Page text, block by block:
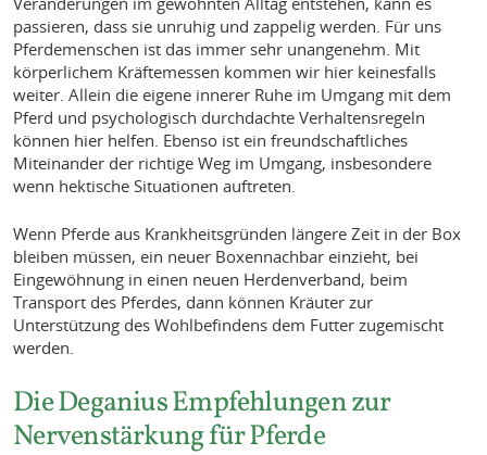
passieren, dass sie unruhig und zappelig werden. Für uns
Pferdemenschen ist das immer sehr unangenehm. Mit
körperlichem Kräftemessen kommen wir hier keinesfalls
weiter. Allein die eigene innerer Ruhe im Umgang mit dem
Pferd und psychologisch durchdachte Verhaltensregeln
können hier helfen. Ebenso ist ein freundschaftliches
Miteinander der richtige Weg im Umgang, insbesondere
wenn hektische Situationen auftreten.
Wenn Pferde aus Krankheitsgründen längere Zeit in der Box
bleiben müssen, ein neuer Boxennachbar einzieht, bei
Eingewöhnung in einen neuen Herdenverband, beim
Transport des Pferdes, dann können Kräuter zur
Unterstützung des Wohlbefindens dem Futter zugemischt
werden.
Die Deganius Empfehlungen zur
Nervenstärkung für Pferde